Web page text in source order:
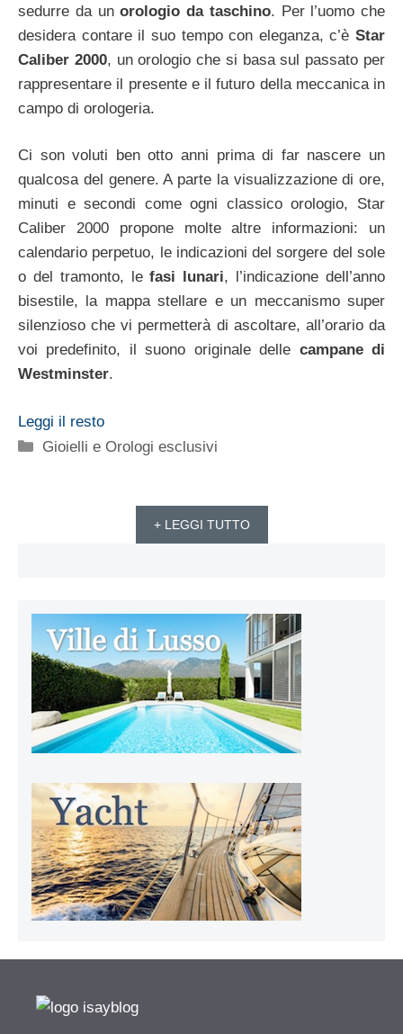
sedurre da unorologio da taschino. Per l’uomo che
desidera contare il suo tempo con eleganza, c’è Star
Caliber 2000, un orologio che si basa sul passato per
rappresentare il presente e il futuro della meccanica in
campo di orologeria.
Ci son voluti ben otto anni prima di far nascere un
qualcosa del genere. A parte la visualizzazione di ore,
minuti e secondi come ogni classico orologio, Star
Caliber 2000 propone molte altre informazioni: un
calendario perpetuo, le indicazioni del sorgere del sole
o del tramonto, lefasi lunari, l’indicazione dell’anno
bisestile, la mappa stellare e un meccanismo super
silenzioso che vi permetterà di ascoltare, all’orario da
voi predefinito, il suono originale delle campane di
Westminster.
Leggi il resto
Categorie
Gioielli e Orologi esclusivi
+ LEGGI TUTTO